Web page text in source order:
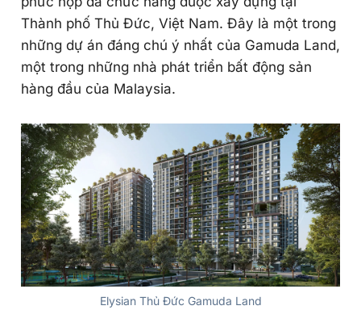
Thành phố Thủ Đức, Việt Nam. Đây là một trong
những dự án đáng chú ý nhất của Gamuda Land,
một trong những nhà phát triển bất động sản
hàng đầu của Malaysia.
Elysian Thủ Đức Gamuda Land